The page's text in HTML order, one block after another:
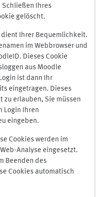
Schließen Ihres
gelöscht.
Ihrer Bequemlichkeit.
im Webbrowser und
Dieses Cookie
aus Moodle
ist dann Ihr
eingetragen. Dieses
zu erlauben, Sie müssen
Login Ihren
eingeben.
Cookies werden im
Analyse eingesetzt.
Beenden des
Cookies automatisch